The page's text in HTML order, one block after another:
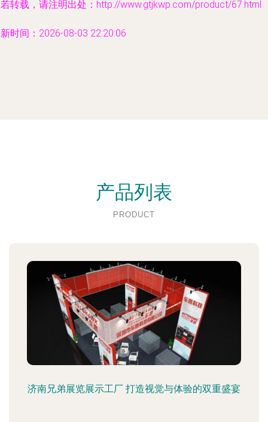
转载，请注明出处：http://www.gtjkwp.com/product/67.html
时间：2026-08-03 22:20:06
产品列表
PRODUCT
济南兄弟展览展示工厂 打造视觉与体验的双重盛宴